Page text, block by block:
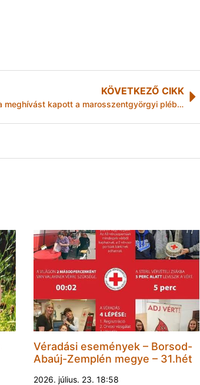
KÖVETKEZŐ CIKK
Magyar Rózsa meghívást kapott a marosszentgyörgyi plébánostól
Véradási események – Borsod-
Abaúj-Zemplén megye – 31.hét
2026. július. 23. 18:58